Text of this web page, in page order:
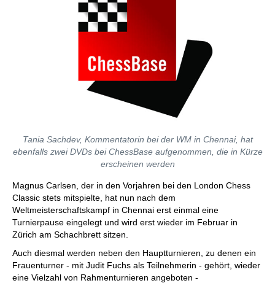
Tania Sachdev, Kommentatorin bei der WM in Chennai, hat
ebenfalls zwei DVDs bei ChessBase aufgenommen, die in Kürze
erscheinen werden
Magnus Carlsen, der in den Vorjahren bei den London Chess
Classic stets mitspielte, hat nun nach dem
Weltmeisterschaftskampf in Chennai erst einmal eine
Turnierpause eingelegt und wird erst wieder im Februar in
Zürich am Schachbrett sitzen.
Auch diesmal werden neben den Hauptturnieren, zu denen ein
Frauenturner - mit Judit Fuchs als Teilnehmerin - gehört, wieder
eine Vielzahl von Rahmenturnieren angeboten -